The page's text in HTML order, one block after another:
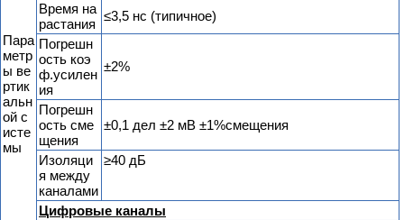
Пара
метр
ы ве
ртик
альн
ой с
исте
мы
Время на
растания
≤3,5 нс (типичное)
Погрешн
ость коэ
ф.усилен
ия
±2%
Погрешн
ость сме
щения
±0,1 дел ±2 мВ ±1%смещения
Изоляци
я между
каналами
≥40 дБ
Цифровые каналы